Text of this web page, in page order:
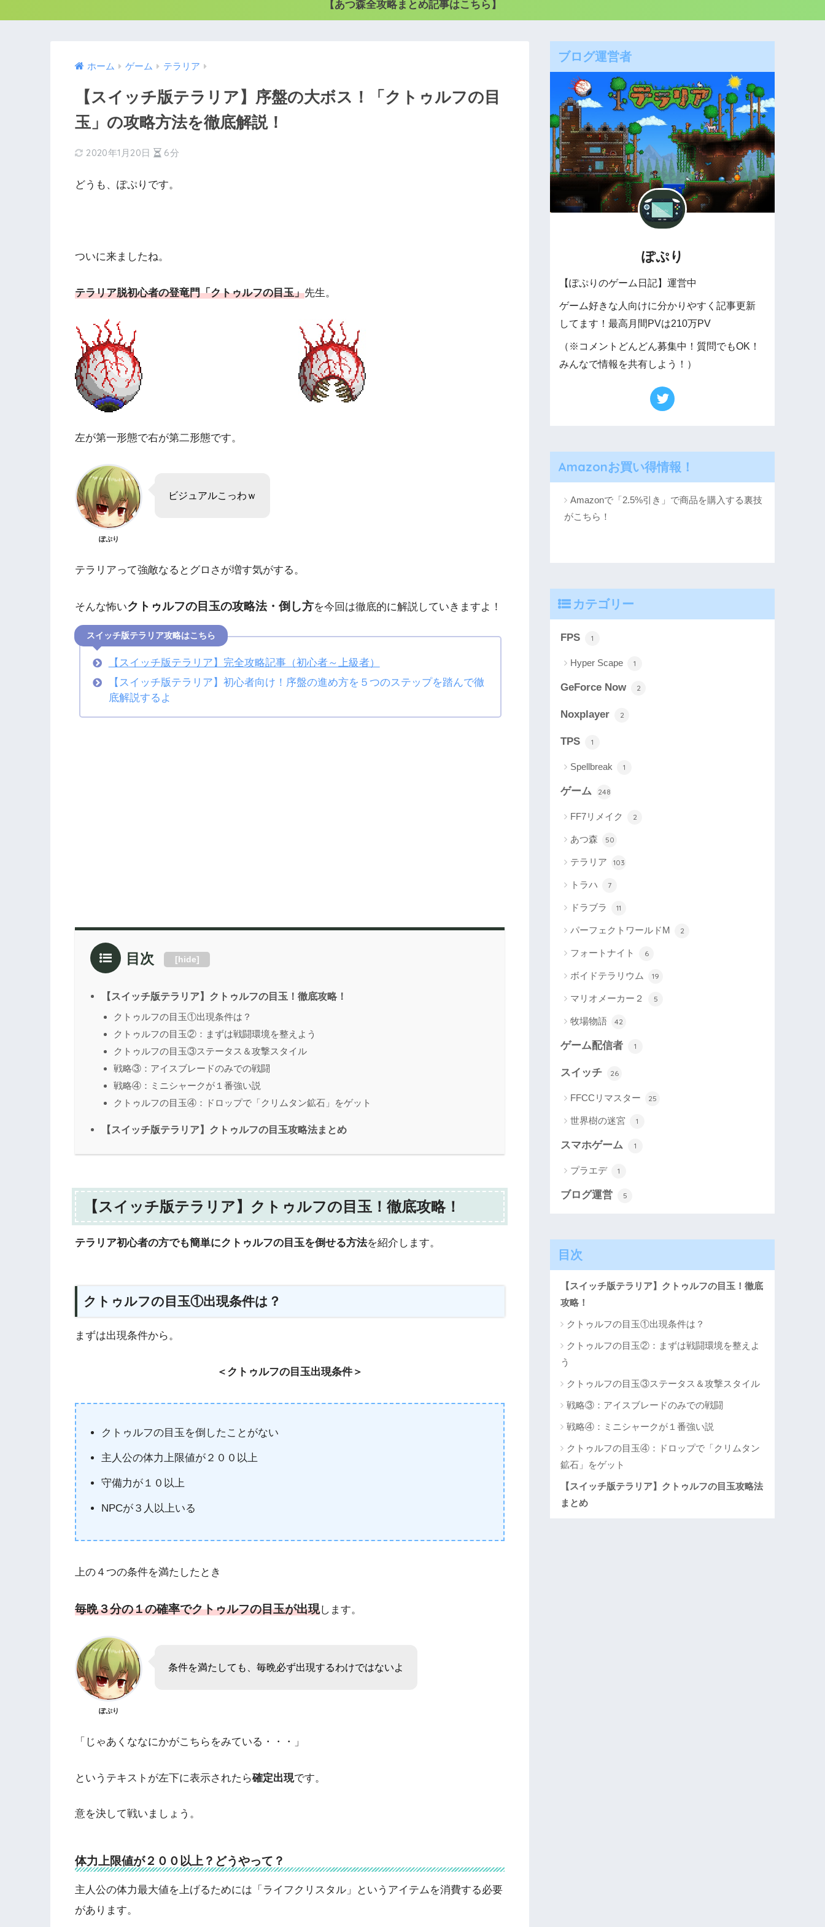
【あつ森全攻略まとめ記事はこちら】
ホーム ゲーム テラリア
【スイッチ版テラリア】序盤の大ボス！「クトゥルフの目
玉」の攻略方法を徹底解説！
2020年1月20日 6分
どうも、ぽぷりです。
ついに来ましたね。
テラリア脱初心者の登竜門「クトゥルフの目玉」先生。
左が第一形態で右が第二形態です。
ぽぷり
ビジュアルこっわｗ
テラリアって強敵なるとグロさが増す気がする。
そんな怖いクトゥルフの目玉の攻略法・倒し方を今回は徹底的に解説していきますよ！
スイッチ版テラリア攻略はこちら
【スイッチ版テラリア】完全攻略記事（初心者～上級者）
【スイッチ版テラリア】初心者向け！序盤の進め方を５つのステップを踏んで徹
底解説するよ
目次 [hide]
【スイッチ版テラリア】クトゥルフの目玉！徹底攻略！
クトゥルフの目玉①出現条件は？
クトゥルフの目玉②：まずは戦闘環境を整えよう
クトゥルフの目玉③ステータス＆攻撃スタイル
戦略③：アイスブレードのみでの戦闘
戦略④：ミニシャークが１番強い説
クトゥルフの目玉④：ドロップで「クリムタン鉱石」をゲット
【スイッチ版テラリア】クトゥルフの目玉攻略法まとめ
【スイッチ版テラリア】クトゥルフの目玉！徹底攻略！
テラリア初心者の方でも簡単にクトゥルフの目玉を倒せる方法を紹介します。
クトゥルフの目玉①出現条件は？
まずは出現条件から。
＜クトゥルフの目玉出現条件＞
クトゥルフの目玉を倒したことがない
主人公の体力上限値が２００以上
守備力が１０以上
NPCが３人以上いる
上の４つの条件を満たしたとき
毎晩３分の１の確率でクトゥルフの目玉が出現します。
ぽぷり
条件を満たしても、毎晩必ず出現するわけではないよ
「じゃあくななにかがこちらをみている・・・」
というテキストが左下に表示されたら確定出現です。
意を決して戦いましょう。
体力上限値が２００以上？どうやって？
主人公の体力最大値を上げるためには「ライフクリスタル」というアイテムを消費する必要
があります。
ブログ運営者
ぽぷり
【ぽぷりのゲーム日記】運営中
ゲーム好きな人向けに分かりやすく記事更新
してます！最高月間PVは210万PV
（※コメントどんどん募集中！質問でもOK！
みんなで情報を共有しよう！）
Amazonお買い得情報！
Amazonで「2.5%引き」で商品を購入する裏技
がこちら！
カテゴリー
FPS 1
Hyper Scape 1
GeForce Now 2
Noxplayer 2
TPS 1
Spellbreak 1
ゲーム 248
FF7リメイク 2
あつ森 50
テラリア 103
トラハ 7
ドラブラ 11
パーフェクトワールドM 2
フォートナイト 6
ボイドテラリウム 19
マリオメーカー２ 5
牧場物語 42
ゲーム配信者 1
スイッチ 26
FFCCリマスター 25
世界樹の迷宮 1
スマホゲーム 1
プラエデ 1
ブログ運営 5
目次
【スイッチ版テラリア】クトゥルフの目玉！徹底
攻略！
クトゥルフの目玉①出現条件は？
クトゥルフの目玉②：まずは戦闘環境を整えよ
う
クトゥルフの目玉③ステータス＆攻撃スタイル
戦略③：アイスブレードのみでの戦闘
戦略④：ミニシャークが１番強い説
クトゥルフの目玉④：ドロップで「クリムタン
鉱石」をゲット
【スイッチ版テラリア】クトゥルフの目玉攻略法
まとめ